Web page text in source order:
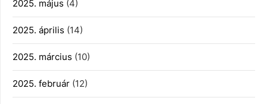
2025. május (4)
2025. április (14)
2025. március (10)
2025. február (12)